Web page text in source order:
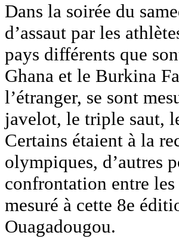
Dans la soirée du
d’assaut par les
pays différents que
Ghana et le Burkina
l’étranger, se sont
javelot, le triple saut,
Certains étaient à la
olympiques, d’autres
confrontation entre
mesuré à cette 8e
Ouagadougou.